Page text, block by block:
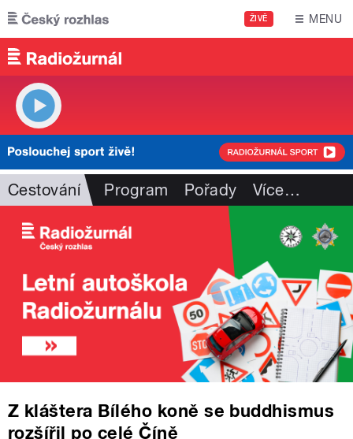
Přejít k hlavnímu obsahu
ŽIVĚ MENU
Cestování Program Pořady Více…
Z kláštera Bílého koně se buddhismus
rozšířil po celé Číně